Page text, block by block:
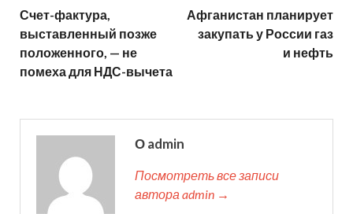
Счет-фактура,
выставленный позже
положенного, — не
помеха для НДС-вычета
Афганистан планирует
закупать у России газ
и нефть
О admin
Посмотреть все записи
автора admin →